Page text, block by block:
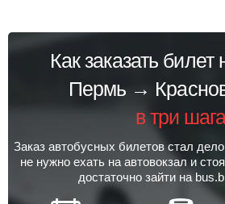
Как заказать билет
Пермь →
в три
Заказ автобусных билетов стал
не нужно ехать на автовокзал и
достаточно зайти на